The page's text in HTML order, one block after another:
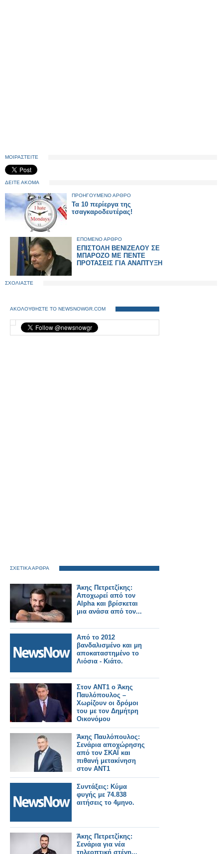
ΜΟΙΡΑΣΤΕΙΤΕ
ΔΕΙΤΕ ΑΚΟΜΑ
ΠΡΟΗΓΟΥΜΕΝΟ ΑΡΘΡΟ
Τα 10 περίεργα της
τσαγκαροδευτέρας!
ΕΠΟΜΕΝΟ ΑΡΘΡΟ
ΕΠΙΣΤΟΛΗ ΒΕΝΙΖΕΛΟΥ ΣΕ
ΜΠΑΡΟΖΟ ΜΕ ΠΕΝΤΕ
ΠΡΟΤΑΣΕΙΣ ΓΙΑ ΑΝΑΠΤΥΞΗ
ΣΧΟΛΙΑΣΤΕ
ΑΚΟΛΟΥΘΗΣΤΕ ΤΟ NEWSNOWGR.COM
ΣΧΕΤΙΚΑ ΑΡΘΡΑ
Άκης Πετρετζίκης:
Αποχωρεί από τον
Alpha και βρίσκεται
μια ανάσα από τον...
Από το 2012
βανδαλισμένο και μη
αποκαταστημένο το
Λιόσια - Κιάτο.
Στον ΑΝΤ1 ο Άκης
Παυλόπουλος –
Χωρίζουν οι δρόμοι
του με τον Δημήτρη
Οικονόμου
Άκης Παυλόπουλος:
Σενάρια αποχώρησης
από τον ΣΚΑΪ και
πιθανή μετακίνηση
στον ΑΝΤ1
Συντάξεις: Κύμα
φυγής με 74.838
αιτήσεις το 4μηνο.
Άκης Πετρετζίκης:
Σενάρια για νέα
τηλεοπτική στέγη...